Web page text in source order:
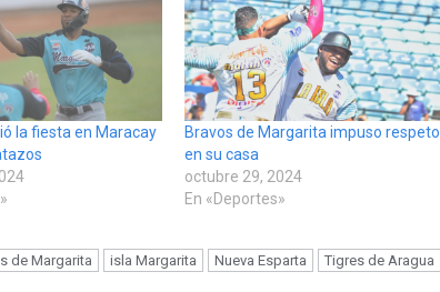
la fiesta en Maracay
Bravos de Margarita impuso respeto
en su casa
octubre 29, 2024
En «Deportes»
de Margarita isla Margarita Nueva Esparta Tigres de Aragua